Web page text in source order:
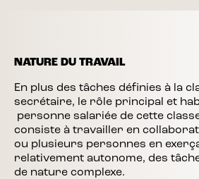
NATURE DU TRAVAIL
En plus des tâches définies à la
secrétaire, le rôle principal et
personne salariée de cette
consiste à travailler en
ou plusieurs personnes en
relativement autonome, des
de nature complexe.